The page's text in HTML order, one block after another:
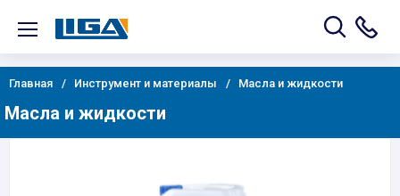
Главная Инструмент и материалы Масла и жидкости
Масла и жидкости